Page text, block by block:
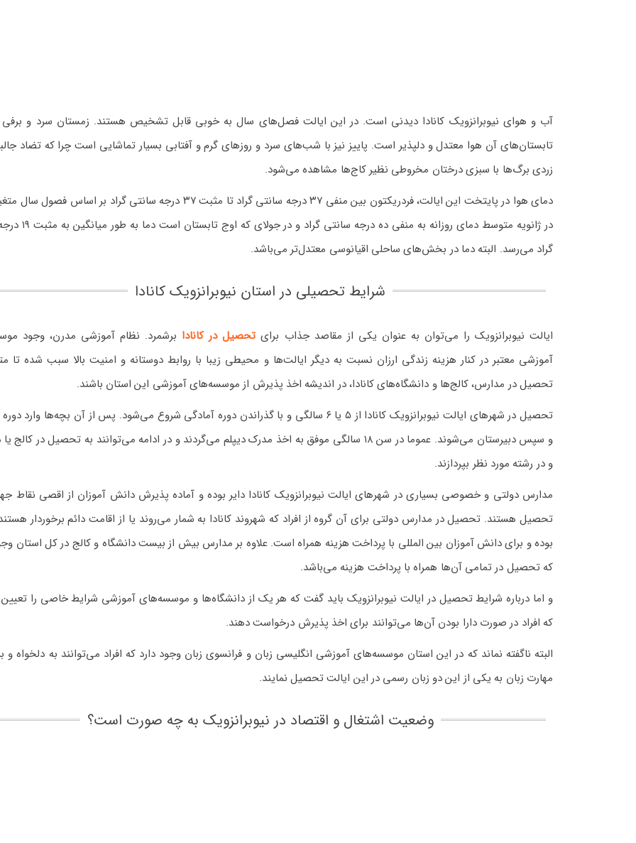
آب و هوای نیوبرانزویک کانادا دیدنی است. در این ایالت فصل‌های سال به خوبی قابل تشخیص هستند. زمستان سرد و
تابستان‌های آن هوا معتدل و دلپذیر است. پاییز نیز با شب‌های سرد و روز‌های گرم و آفتابی بسیار تماشایی است چرا که تضاد
زردی برگ‌ها با سبزی درختان مخروطی نظیر کاج‌ها مشاهده می‌شود.
دمای هوا در پایتخت این ایالت، فردریکتون بین منفی ۳۷ درجه سانتی گراد تا مثبت ۳۷ درجه سانتی گراد بر
در ژانویه متوسط دمای روزانه به منفی
گراد می‌رسد. البته دما در بخش‌های ساحلی اقیانوسی معتدل‌تر می‌باشد.
شرایط تحصیلی در استان نیوبرانزویک کانادا
ایالت نیوبرانزویک را می‌توان به عنوان یکی از مقاصد جذاب برای تحصیل در کانادا برشمرد. نظام آموزشی مدرن، وجود
آموزشی معتبر در کنار هزینه زندگی ارزان نسبت به دیگر ایالت‌ها و محیطی زیبا با روابط دوستانه و امنیت بالا سبب شده تا
تحصیل در مدارس، کالج‌ها و دانشگاه‌های کانادا، در اندیشه اخذ پذیرش از موسسه‌های آموزشی این استان باشند.
تحصیل در شهرهای ایالت نیوبرانزویک کانادا از ۵ یا ۶ سالگی و با گذراندن دوره آمادگی شروع می‌شود. پس از آن بچه‌ها وارد
و سپس دبیرستان می‌شوند. عموما در سن ۱۸ سالگی موفق به اخذ مدرک دیپلم می‌گردند و در ادامه می‌توانند به تحصیل در
و در رشته مورد نظر بپردازند.
مدارس دولتی و خصوصی بسیاری در شهرهای ایالت نیوبرانزویک کانادا دایر بوده و آماده پذیرش دانش آموزان از اقصی نقاط
تحصیل هستند. تحصیل در مدارس دولتی برای آن گروه از افراد که شهروند کانادا به شمار می‌روند یا از اقامت دائم برخوردار
بوده و برای دانش آموزان بین المللی با پرداخت هزینه همراه است. علاوه بر مدارس بیش از بیست دانشگاه و کالج در کل استان
که تحصیل در تمامی آن‌ها همراه با پرداخت هزینه می‌باشد.
و اما درباره شرایط تحصیل در ایالت نیوبرانزویک باید گفت که هر یک از دانشگاه‌ها و موسسه‌های آموزشی شرایط خاصی را تعیین
که افراد در صورت دارا بودن آن‌ها می‌توانند برای اخذ پذیرش درخواست دهند.
البته ناگفته نماند که در این استان موسسه‌های آموزشی انگلیسی زبان و فرانسوی زبان وجود دارد که افراد می‌توانند به دلخواه و
مهارت زبان به یکی از این دو زبان رسمی در این ایالت تحصیل نمایند.
وضعیت اشتغال و اقتصاد در نیوبرانزویک به چه صورت است؟